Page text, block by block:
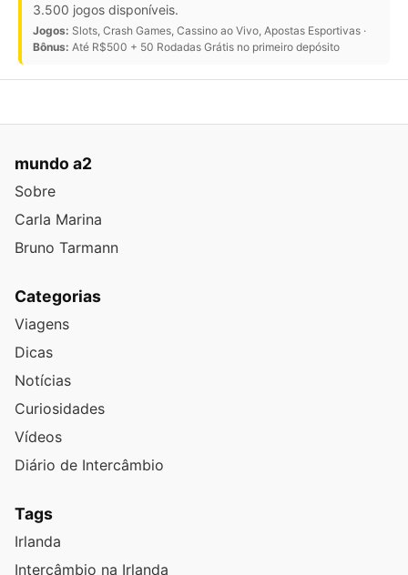
3.500 jogos disponíveis.
Jogos: Slots, Crash Games, Cassino ao Vivo, Apostas Esportivas ·
Bônus: Até R$500 + 50 Rodadas Grátis no primeiro depósito
mundo a2
Sobre
Carla Marina
Bruno Tarmann
Categorias
Viagens
Dicas
Notícias
Curiosidades
Vídeos
Diário de Intercâmbio
Tags
Irlanda
Intercâmbio na Irlanda